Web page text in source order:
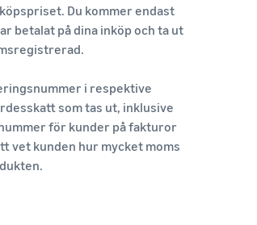
Du kommer endast
betalat på dina inköp och ta ut
i respektive
som tas ut, inklusive
för kunder på fakturor
vet kunden hur mycket moms